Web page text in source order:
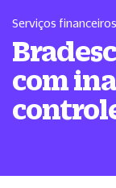
Serviços financeiros
com